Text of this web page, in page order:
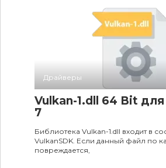
Драйверы
Vulkan-1.dll 64 Bit
7
Библиотека Vulkan-1.dll входит в
VulkanSDK. Если данный файл по
повреждается,